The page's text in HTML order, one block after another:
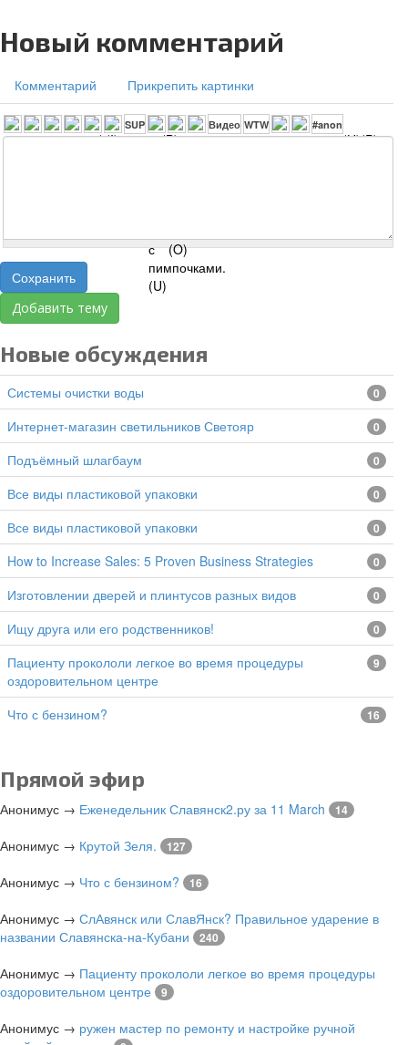
Новый комментарий
Комментарий Прикрепить картинки
Сохранить
Добавить тему
Новые обсуждения
Системы очистки воды 0
Интернет-магазин светильников Светояр 0
подъёмный шлагбаум 0
все виды пластиковой упаковки 0
все виды пластиковой упаковки 0
How to Increase Sales: 5 Proven Business Strategies 0
изготовлении дверей и плинтусов разных видов 0
Ищу друга или его родственников! 0
Пациенту прокололи легкое во время процедуры
оздоровительном центре
9
Что с бензином? 16
Прямой эфир
Анонимус → Еженедельник Славянск2.ру за 11 March 14
Анонимус → Крутой Зеля. 127
Анонимус → Что с бензином? 16
Анонимус → СлАвянск или СлавЯнск? Правильное ударение в
названии Славянска-на-Кубани
240
Анонимус → Пациенту прокололи легкое во время процедуры
оздоровительном центре
9
Анонимус → ружен мастер по ремонту и настройке ручной